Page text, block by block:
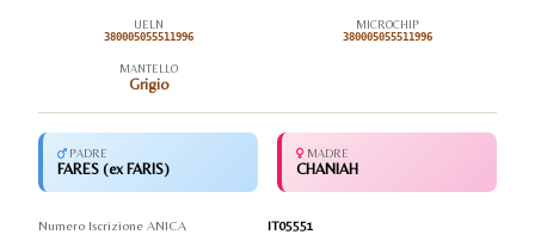
UELN
380005055511996
MICROCHIP
380005055511996
MANTELLO
Grigio
PADRE
FARES (ex FARIS)
MADRE
CHANIAH
Numero Iscrizione ANICA
IT05551